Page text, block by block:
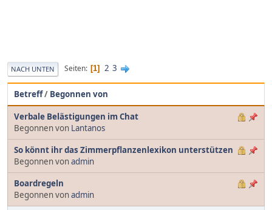
NACH UNTEN Seiten 1 2 3
Betreff/ Begonnen von
Verbale Belästigungen im Chat
Begonnen von Lantanos
So könnt ihr das Zimmerpflanzenlexikon unterstützen
Begonnen vonadmin
Boardregeln
Begonnen vonadmin